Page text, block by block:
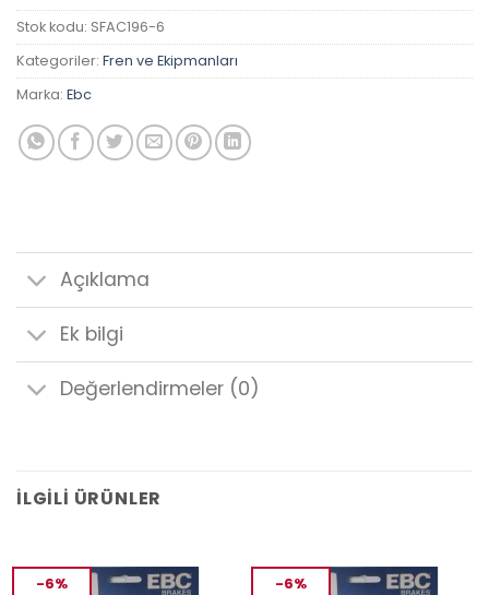
Stok kodu: SFAC196-6
Kategoriler: Fren ve Ekipmanları
Marka: Ebc
Açıklama
Ek bilgi
Değerlendirmeler (0)
İLGILI ÜRÜNLER
-6% -6%